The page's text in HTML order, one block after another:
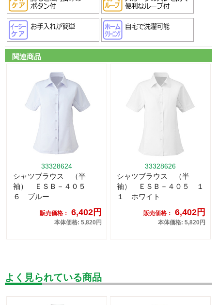
関連商品
33328624
シャツブラウス （半
袖） ＥＳＢ－４０５
６ ブルー
販売価格： 6,402円
本体価格: 5,820円
33328626
シャツブラウス （半
袖） ＥＳＢ－４０５ １
１ ホワイト
販売価格： 6,402円
本体価格: 5,820円
よく見られている商品